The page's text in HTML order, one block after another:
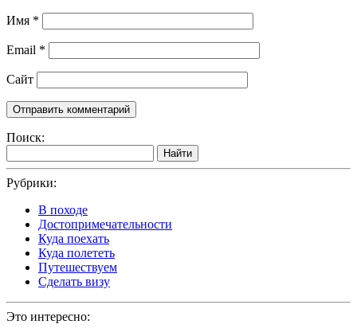
Имя *
Email *
Сайт
Поиск:
Найти
Рубрики:
В походе
Достопримечательности
Куда поехать
Куда полететь
Путешествуем
Сделать визу
Это интересно: